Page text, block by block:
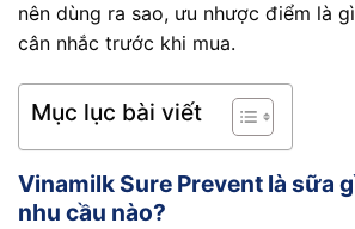
nên dùng ra sao, ưu nhược điểm là
cân nhắc trước khi mua.
Mục lục bài viết
Vinamilk Sure Prevent là sữa
nhu cầu nào?